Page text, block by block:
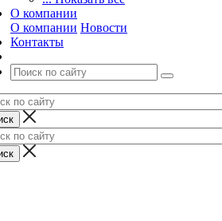
О компании
О компании Новости
Контакты